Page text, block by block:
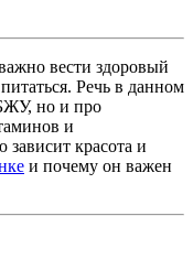
вести здоровый
Речь в данном
но и про
и
красота и
и почему он важен